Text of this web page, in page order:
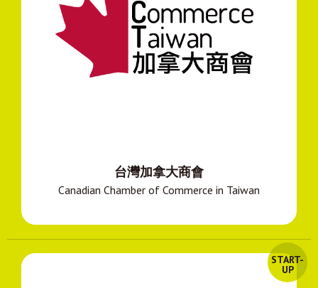
台灣加拿大商會
Canadian Chamber of Commerce in Taiwan
START-
UP